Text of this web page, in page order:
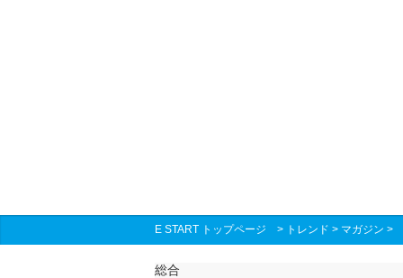
E START トップページ > トレンド > マガジン >
総合